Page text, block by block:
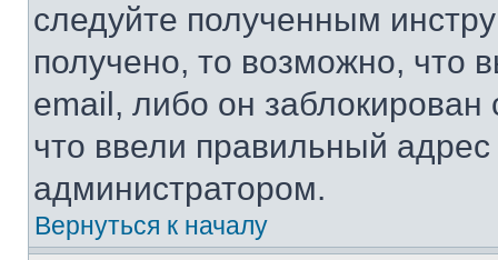
следуйте полученным
получено, то возможно, что
email, либо он
что ввели правильный адрес
администратором.
Вернуться к началу